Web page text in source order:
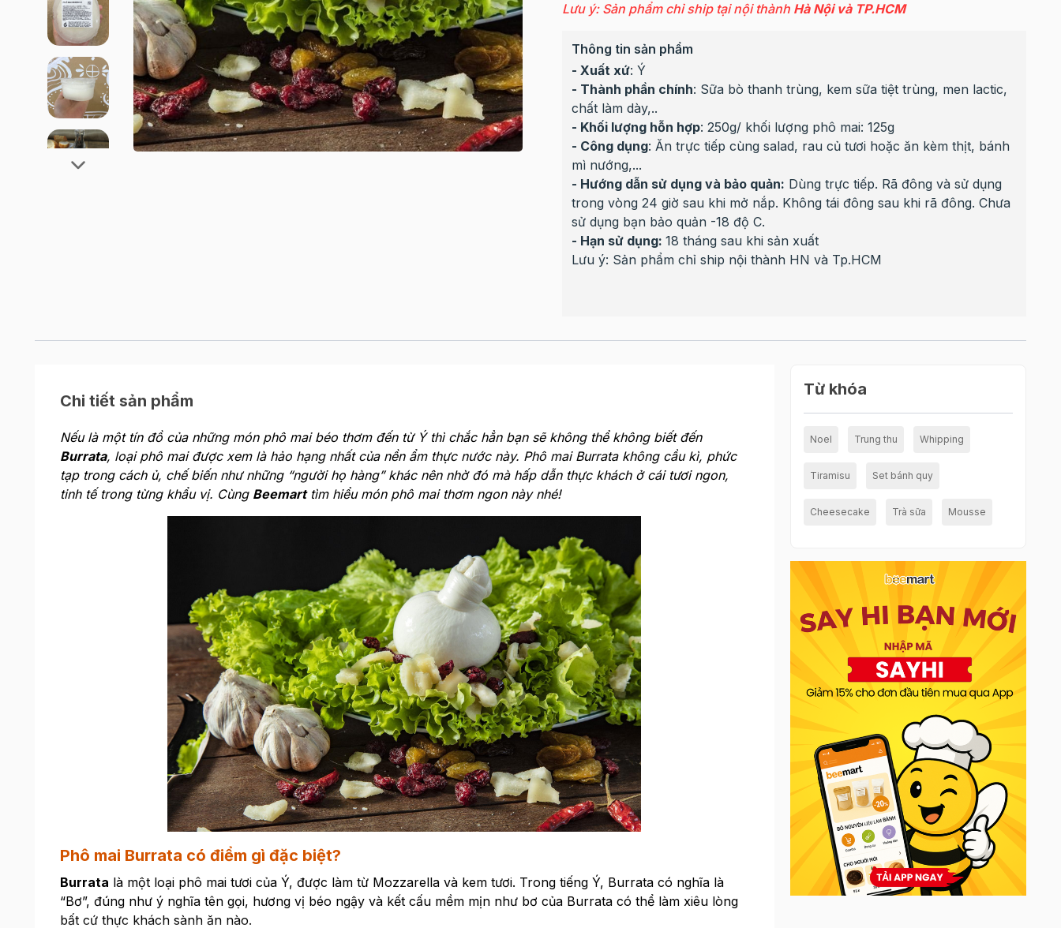
Lưu ý: Sản phẩm chỉ ship tại nội thành Hà Nội và TP.HCM
Thông tin sản phẩm
- Xuất xứ: Ý
- Thành phần chính: Sữa bò thanh trùng, kem sữa tiệt trùng, men lactic,
chất làm dày,..
- Khối lượng hỗn hợp: 250g/ khối lượng phô mai: 125g
- Công dụng: Ăn trực tiếp cùng salad, rau củ tươi hoặc ăn kèm thịt, bánh
mì nướng,...
- Hướng dẫn sử dụng và bảo quản: Dùng trực tiếp. Rã đông và sử dụng
trong vòng 24 giờ sau khi mở nắp. Không tái đông sau khi rã đông. Chưa
sử dụng bạn bảo quản -18 độ C.
- Hạn sử dụng: 18 tháng sau khi sản xuất
Lưu ý: Sản phẩm chỉ ship nội thành HN và Tp.HCM
Chi tiết sản phẩm
Nếu là một tín đồ của những món phô mai béo thơm đến từ Ý thì chắc hẳn bạn sẽ không thể không biết đến
Burrata, loại phô mai được xem là hảo hạng nhất của nền ẩm thực nước này. Phô mai Burrata không cầu kì, phức
tạp trong cách ủ, chế biến như những “người họ hàng” khác nên nhờ đó mà hấp dẫn thực khách ở cái tươi ngon,
tinh tế trong từng khẩu vị. Cùng Beemarttìm hiểu món phô mai thơm ngon này nhé!
Phô mai Burrata có điểm gì đặc biệt?
Burrata là một loại phô mai tươi của Ý, được làm từ Mozzarella và kem tươi. Trong tiếng Ý, Burrata có nghĩa là
“Bơ”, đúng như ý nghĩa tên gọi, hương vị béo ngậy và kết cấu mềm mịn như bơ của Burrata có thể làm xiêu lòng
bất cứ thực khách sành ăn nào.
Từ khóa
Noel Trung thu Whipping
Tiramisu Set bánh quy
Cheesecake Trà sữa Mousse